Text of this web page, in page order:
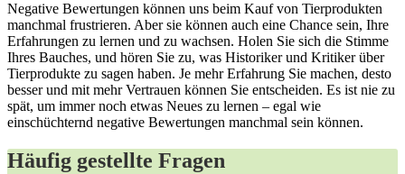
Negative Bewertungen können uns beim Kauf von Tierprodukten
manchmal frustrieren. Aber sie können auch eine Chance sein, Ihre
Erfahrungen zu lernen und zu wachsen. Holen Sie sich die Stimme
Ihres Bauches, und hören Sie zu, was Historiker und Kritiker über
Tierprodukte zu sagen haben. Je mehr Erfahrung Sie machen, desto
besser und mit mehr Vertrauen können Sie entscheiden. Es ist nie zu
spät, um immer noch etwas Neues zu lernen – egal wie
einschüchternd negative Bewertungen manchmal sein können.
Häufig gestellte Fragen